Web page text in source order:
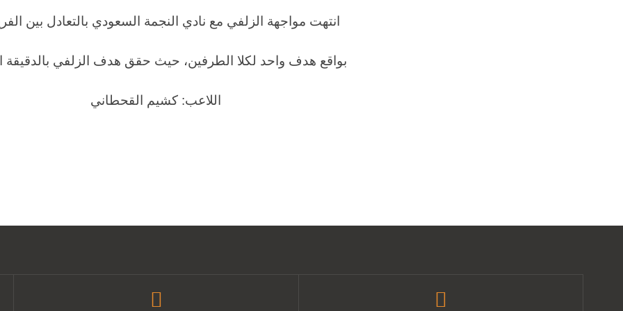
انتهت مواجهة الزلفي مع نادي النجمة السعودي بالتعادل بين
بواقع هدف واحد لكلا الطرفين، حيث حقق هدف الزلفي بالدقيقة
اللاعب: كشيم القحطاني